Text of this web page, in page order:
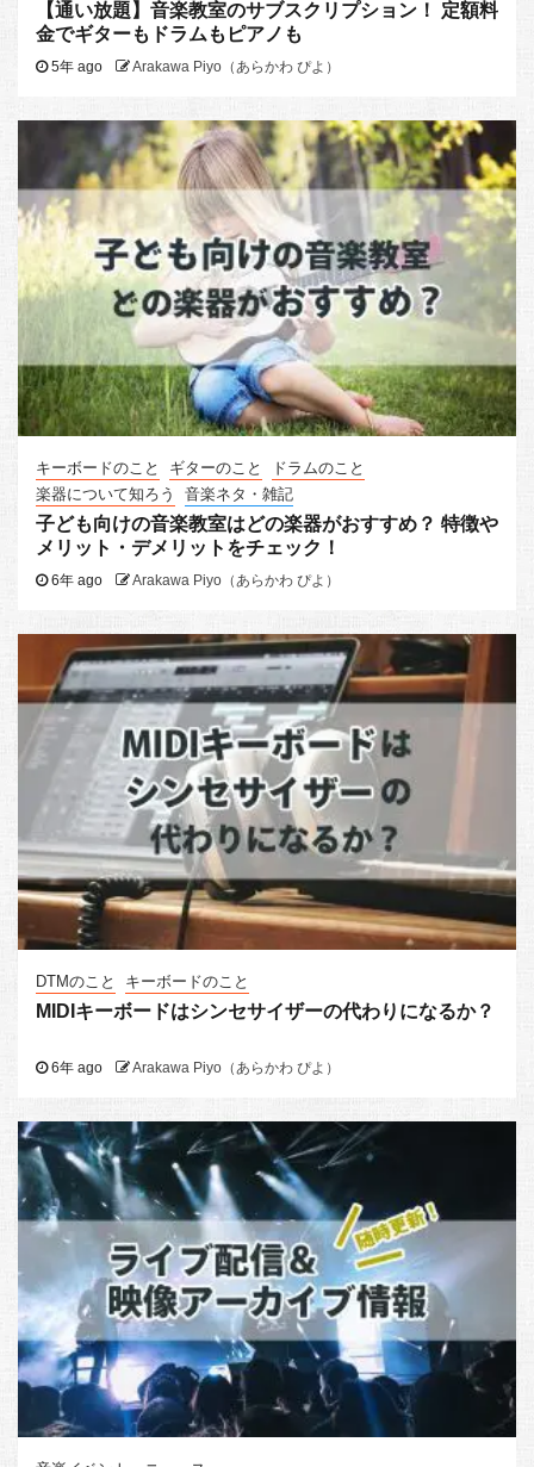
【通い放題】音楽教室のサブスクリプション！ 定額料
金でギターもドラムもピアノも
5年 ago Arakawa Piyo（あらかわ ぴよ）
キーボードのこと ギターのこと
ドラムのこと
楽器について知ろう
音楽ネタ・雑記
子ども向けの音楽教室はどの楽器がおすすめ？ 特徴や
メリット・デメリットをチェック！
6年 ago Arakawa Piyo（あらかわ ぴよ）
DTMのこと キーボードのこと
MIDIキーボードはシンセサイザーの代わりになるか？
6年 ago Arakawa Piyo（あらかわ ぴよ）